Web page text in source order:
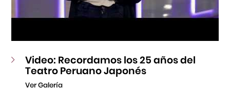
Video: Recordamos los 25 años del
Teatro Peruano Japonés
Ver Galería